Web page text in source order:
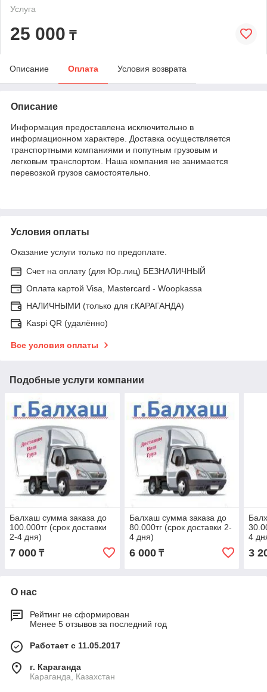
Услуга
25 000 ₸
Описание Оплата Условия возврата
Описание
Информация предоставлена исключительно в
информационном характере. Доставка осуществляется
транспортными компаниями и попутным грузовым и
легковым транспортом. Наша компания не занимается
перевозкой грузов самостоятельно.
Условия оплаты
Оказание услуги только по предоплате.
Счет на оплату (для Юр.лиц) БЕЗНАЛИЧНЫЙ
Оплата картой Visa, Mastercard - Woopkassa
НАЛИЧНЫМИ (только для г.КАРАГАНДА)
Kaspi QR (удалённо)
Все условия оплаты
Подобные услуги компании
Балхаш сумма заказа до
100.000тг (срок доставки
2-4 дня)
7 000 ₸
Балхаш сумма заказа до
80.000тг (срок доставки 2-
4 дня)
6 000₸
4
3
О нас
Рейтинг не сформирован
Менее 5 отзывов за последний год
Работает с 11.05.2017
г. Караганда
Караганда, Казахстан